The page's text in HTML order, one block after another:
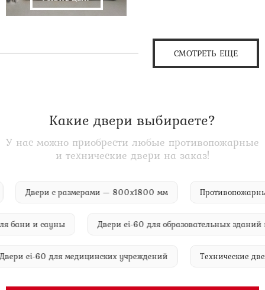
СМОТРЕТЬ ЕЩЕ
Какие двери выбираете?
У нас можно приобрести любые противопожарные
и технические двери на заказ!
Двери с размерами — 800х1800 мм
и сауны Двери ei-60 для образовательных зданий и
Двери ei-60 для медицинских учреждений